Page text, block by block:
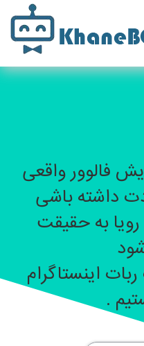
فالوور واقعی
داشته باشی
به حقیقت
اینستاگرام
.